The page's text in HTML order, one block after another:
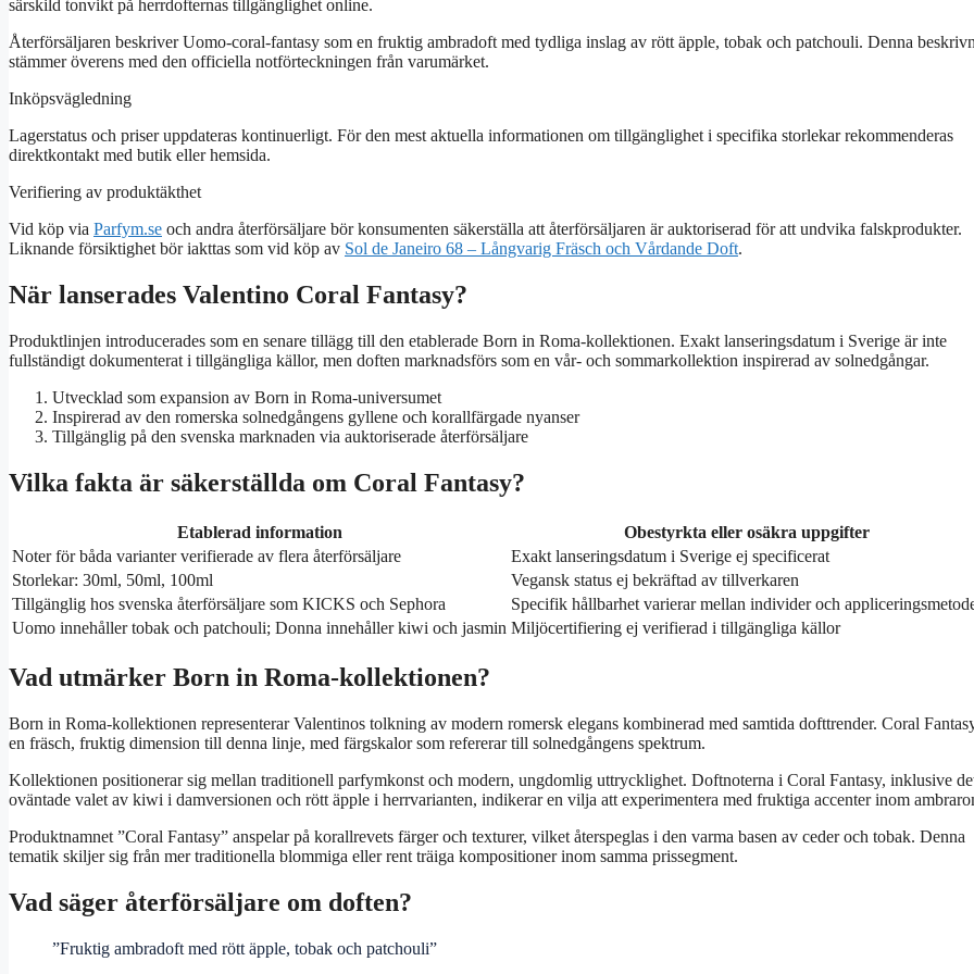
särskild tonvikt på herrdofternas tillgänglighet online.
Återförsäljaren beskriver Uomo-coral-fantasy som en fruktig ambradoft med tydliga inslag av rött äpple, tobak och patchouli. Denna
stämmer överens med den officiella notförteckningen från varumärket.
Inköpsvägledning
Lagerstatus och priser uppdateras kontinuerligt. För den mest aktuella informationen om tillgänglighet i specifika storlekar rekommenderas
direktkontakt med butik eller hemsida.
Verifiering av produktäkthet
Vid köp via Parfym.se och andra återförsäljare bör konsumenten säkerställa att återförsäljaren är auktoriserad för att undvika falskprodukter.
Liknande försiktighet bör iakttas som vid köp av Sol de Janeiro 68 – Långvarig Fräsch och Vårdande Doft.
När lanserades Valentino Coral Fantasy?
Produktlinjen introducerades som en senare tillägg till den etablerade Born in Roma-kollektionen. Exakt lanseringsdatum i Sverige är inte
fullständigt dokumenterat i tillgängliga källor, men doften marknadsförs som en vår- och sommarkollektion inspirerad av solnedgångar.
Utvecklad som expansion av Born in Roma-universumet
Inspirerad av den romerska solnedgångens gyllene och korallfärgade nyanser
Tillgänglig på den svenska marknaden via auktoriserade återförsäljare
Vilka fakta är säkerställda om Coral Fantasy?
Etablerad information
Obestyrkta eller osäkra uppgifter
Noter för båda varianter verifierade av flera återförsäljare
Exakt lanseringsdatum i Sverige ej specificerat
Storlekar: 30ml, 50ml, 100ml
Vegansk status ej bekräftad av tillverkaren
Tillgänglig hos svenska återförsäljare som KICKS och Sephora
Specifik hållbarhet varierar mellan individer och
Uomo innehåller tobak och patchouli; Donna innehåller kiwi och jasmin Miljöcertifiering ej verifierad i tillgängliga källor
Vad utmärker Born in Roma-kollektionen?
Born in Roma-kollektionen representerar Valentinos tolkning av modern romersk elegans kombinerad med samtida dofttrender. Coral
en fräsch, fruktig dimension till denna linje, med färgskalor som refererar till solnedgångens spektrum.
Kollektionen positionerar sig mellan traditionell parfymkonst och modern, ungdomlig uttrycklighet. Doftnoterna i Coral Fantasy, inklusive
oväntade valet av kiwi i damversionen och rött äpple i herrvarianten, indikerar en vilja att experimentera med fruktiga accenter inom
Produktnamnet ”Coral Fantasy” anspelar på korallrevets färger och texturer, vilket återspeglas i den varma basen av ceder och tobak. Denna
tematik skiljer sig från mer traditionella blommiga eller rent träiga kompositioner inom samma prissegment.
Vad säger återförsäljare om doften?
”Fruktig ambradoft med rött äpple, tobak och patchouli”